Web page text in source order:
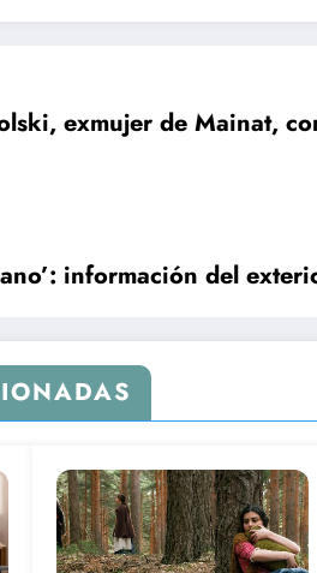
exmujer de Mainat,
información del